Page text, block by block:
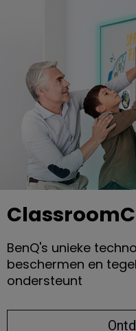
BenQ's unieke
beschermen en
ondersteunt